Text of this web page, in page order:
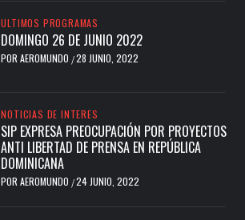
ULTIMOS PROGRAMAS
DOMINGO 26 DE JUNIO 2022
POR AEROMUNDO /28 JUNIO, 2022
NOTICIAS DE INTERES
SIP EXPRESA PREOCUPACIÓN POR PROYECTOS
ANTI LIBERTAD DE PRENSA EN REPÚBLICA
DOMINICANA
POR AEROMUNDO /24 JUNIO, 2022